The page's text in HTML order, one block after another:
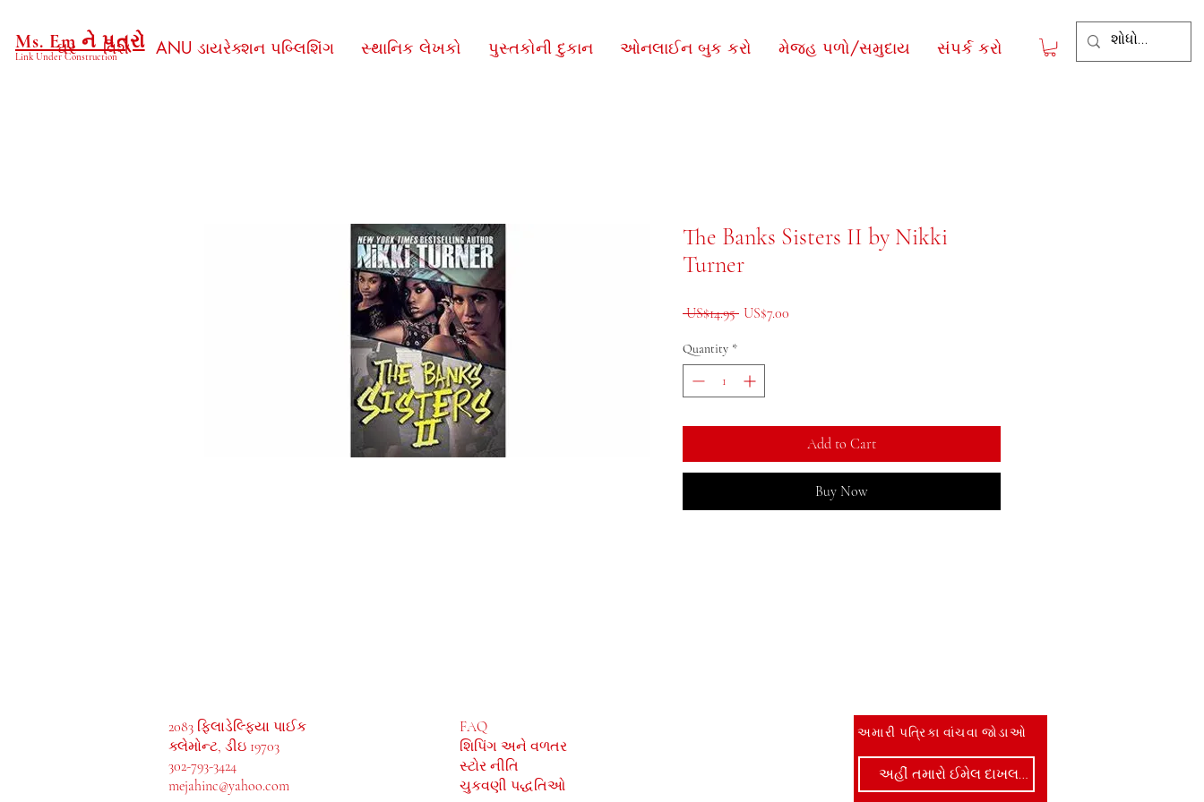
Ms. Em ને પત્રો
Link Under Construction
ઘર વિશે ANU ડાયરેક્શન પબ્લિશિંગ સ્થાનિક લેખકો પુસ્તકોની દુકાન ઓનલાઈન બુક કરો મેજહ પળો/સમુદાય સંપર્ક કરો
The Banks Sisters II by Nikki
Turner
US$14.95 Regular Price
US$7.00
Quantity *
Add to Cart
Buy Now
2083 ફિલાડેલ્ફિયા પાઈક
ક્લેમોન્ટ, ડીઇ 19703
302-793-3424
mejahinc@yahoo.com
FAQ
શિપિંગ અને વળતર
સ્ટોર નીતિ
ચુકવણી પદ્ધતિઓ
અમારી પત્રિકા વાંચવા જોડાઓ